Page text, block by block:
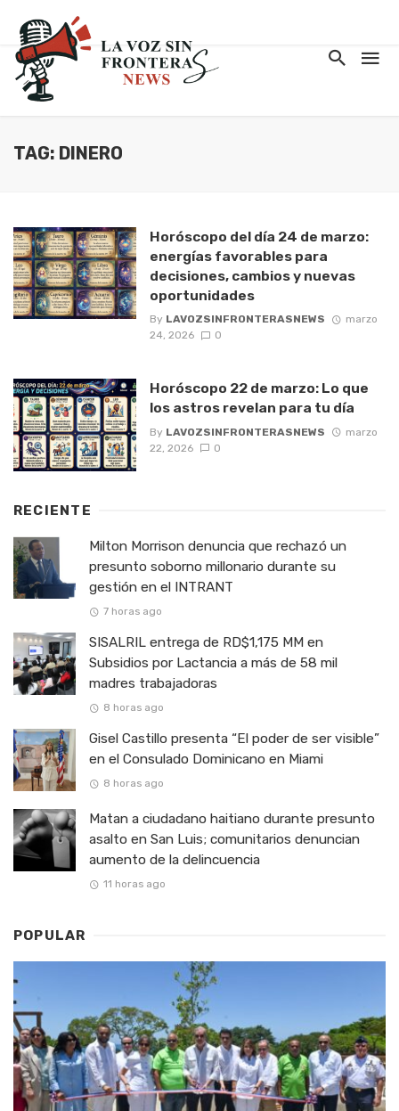
TAG: DINERO
Horóscopo del día 24 de marzo:
energías favorables para
decisiones, cambios y nuevas
oportunidades
By LAVOZSINFRONTERASNEWS
marzo
24, 2026
0
Horóscopo 22 de marzo: Lo que
los astros revelan para tu día
By LAVOZSINFRONTERASNEWS
marzo
22, 2026
0
RECIENTE
Milton Morrison denuncia que rechazó un
presunto soborno millonario durante su
gestión en el INTRANT
7 horas ago
SISALRIL entrega de RD$1,175 MM en
Subsidios por Lactancia a más de 58 mil
madres trabajadoras
8 horas ago
Gisel Castillo presenta “El poder de ser visible”
en el Consulado Dominicano en Miami
8 horas ago
Matan a ciudadano haitiano durante presunto
asalto en San Luis; comunitarios denuncian
aumento de la delincuencia
11 horas ago
POPULAR